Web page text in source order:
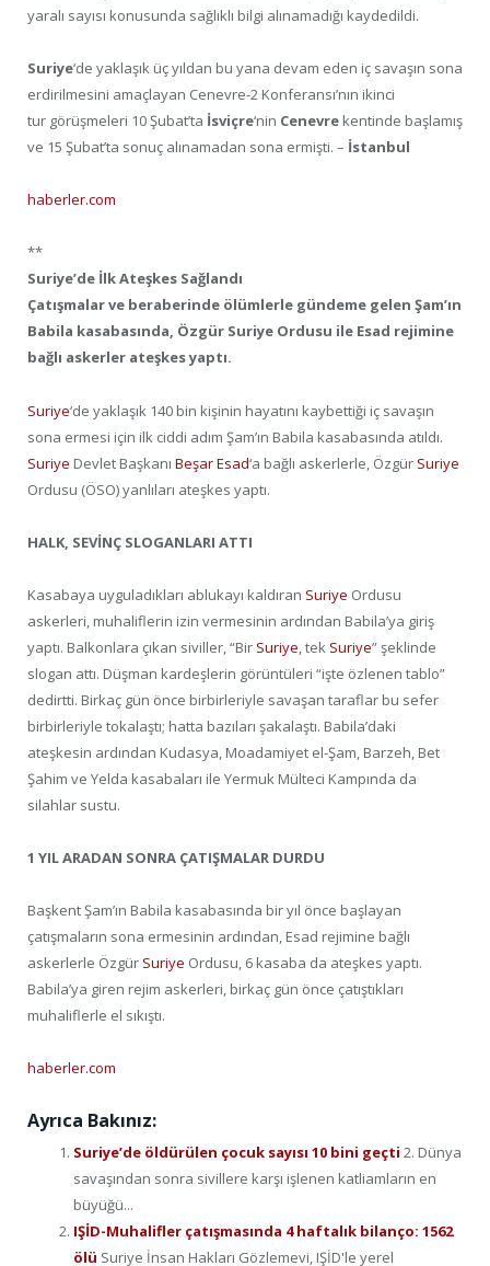
yaralı sayısı konusunda sağlıklı bilgi alınamadığı kaydedildi.
Suriye‘de yaklaşık üç yıldan bu yana devam eden iç savaşın sona
erdirilmesini amaçlayan Cenevre-2 Konferansı’nın ikinci
tur görüşmeleri 10 Şubat’ta İsviçre‘nin Cenevre kentinde başlamış
ve 15 Şubat’ta sonuç alınamadan sona ermişti. – İstanbul
haberler.com
**
Suriye’de İlk Ateşkes Sağlandı
Çatışmalar ve beraberinde ölümlerle gündeme gelen Şam’ın
Babila kasabasında, Özgür Suriye Ordusu ile Esad rejimine
bağlı askerler ateşkes yaptı.
Suriye‘de yaklaşık 140 bin kişinin hayatını kaybettiği iç savaşın
sona ermesi için ilk ciddi adım Şam’ın Babila kasabasında atıldı.
Suriye Devlet Başkanı Beşar Esad‘a bağlı askerlerle, Özgür Suriye
Ordusu (ÖSO) yanlıları ateşkes yaptı.
HALK, SEVİNÇ SLOGANLARI ATTI
Kasabaya uyguladıkları ablukayı kaldıran Suriye Ordusu
askerleri, muhaliflerin izin vermesinin ardından Babila’ya giriş
yaptı. Balkonlara çıkan siviller, “Bir Suriye, tek Suriye” şeklinde
slogan attı. Düşman kardeşlerin görüntüleri “işte özlenen tablo”
dedirtti. Birkaç gün önce birbirleriyle savaşan taraflar bu sefer
birbirleriyle tokalaştı; hatta bazıları şakalaştı. Babila’daki
ateşkesin ardından Kudasya, Moadamiyet el-Şam, Barzeh, Bet
Şahim ve Yelda kasabaları ile Yermuk Mülteci Kampında da
silahlar sustu.
1 YIL ARADAN SONRA ÇATIŞMALAR DURDU
Başkent Şam’ın Babila kasabasında bir yıl önce başlayan
çatışmaların sona ermesinin ardından, Esad rejimine bağlı
askerlerle Özgür Suriye Ordusu, 6 kasaba da ateşkes yaptı.
Babila’ya giren rejim askerleri, birkaç gün önce çatıştıkları
muhaliflerle el sıkıştı.
haberler.com
Ayrıca Bakınız:
Suriye’de öldürülen çocuk sayısı 10 bini geçti 2. Dünya
savaşından sonra sivillere karşı işlenen katliamların en
büyüğü...
IŞİD-Muhalifler çatışmasında 4 haftalık bilanço: 1562
ölü Suriye İnsan Hakları Gözlemevi, IŞİD'le yerel